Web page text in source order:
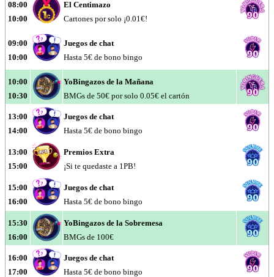
08:00
10:00
El Centimazo
Cartones por solo ¡0.01€!
09:00
10:00
Juegos de chat
Hasta 5€ de bono bingo
10:00
10:30
YoBingazos de la Mañana
BMGs de 50€ por solo 0.05€ el cartón
13:00
14:00
Juegos de chat
Hasta 5€ de bono bingo
13:00
15:00
Premios Extra
¡Si te quedaste a 1PB!
15:00
16:00
Juegos de chat
Hasta 5€ de bono bingo
15:30
16:00
YoBingazos de la Sobremesa
BMGs de 100€
16:00
17:00
Juegos de chat
Hasta 5€ de bono bingo